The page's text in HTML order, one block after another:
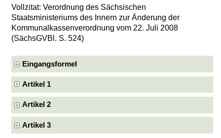
Vollzitat: Verordnung des Sächsischen
Staatsministeriums des Innern zur Änderung der
Kommunalkassenverordnung vom 22. Juli 2008
(SächsGVBl. S. 524)
Eingangsformel
Artikel 1
Artikel 2
Artikel 3